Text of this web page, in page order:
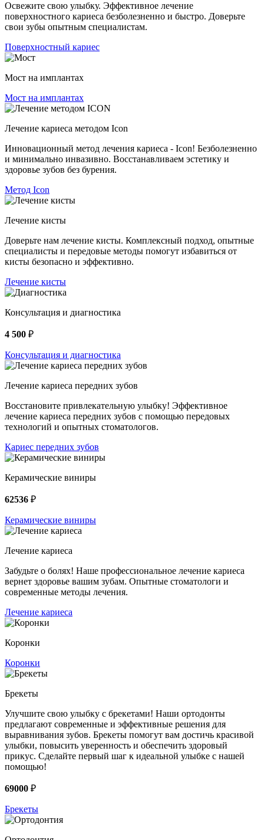
Освежите свою улыбку. Эффективное лечение
поверхностного кариеса безболезненно и быстро. Доверьте
свои зубы опытным специалистам.
Поверхностный кариес
Мост на имплантах
Мост на имплантах
Лечение кариеса методом Icon
Инновационный метод лечения кариеса - Icon! Безболезненно
и минимально инвазивно. Восстанавливаем эстетику и
здоровье зубов без бурения.
Метод Icon
Лечение кисты
Доверьте нам лечение кисты. Комплексный подход, опытные
специалисты и передовые методы помогут избавиться от
кисты безопасно и эффективно.
Лечение кисты
Консультация и диагностика
4 500 ₽
Консультация и диагностика
Лечение кариеса передних зубов
Восстановите привлекательную улыбку! Эффективное
лечение кариеса передних зубов с помощью передовых
технологий и опытных стоматологов.
Кариес передних зубов
Керамические виниры
62536 ₽
Керамические виниры
Лечение кариеса
Забудьте о болях! Наше профессиональное лечение кариеса
вернет здоровье вашим зубам. Опытные стоматологи и
современные методы лечения.
Лечение кариеса
Коронки
Коронки
Брекеты
Улучшите свою улыбку с брекетами! Наши ортодонты
предлагают современные и эффективные решения для
выравнивания зубов. Брекеты помогут вам достичь красивой
улыбки, повысить уверенность и обеспечить здоровый
прикус. Сделайте первый шаг к идеальной улыбке с нашей
помощью!
69000 ₽
Брекеты